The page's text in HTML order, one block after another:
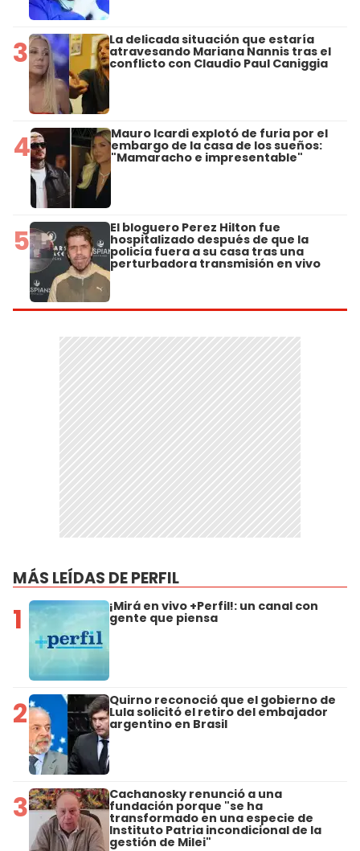
3 La delicada situación que estaría
atravesando Mariana Nannis tras el
conflicto con Claudio Paul Caniggia
4 Mauro Icardi explotó de furia por el
embargo de la casa de los sueños:
"Mamaracho e impresentable"
5 El bloguero Perez Hilton fue
hospitalizado después de que la
policía fuera a su casa tras una
perturbadora transmisión en vivo
MÁS LEÍDAS DE PERFIL
1 ¡Mirá en vivo +Perfil!: un canal con
gente que piensa
2 Quirno reconoció que el gobierno de
Lula solicitó el retiro del embajador
argentino en Brasil
3 Cachanosky renunció a una
fundación porque "se ha
transformado en una especie de
Instituto Patria incondicional de la
gestión de Milei"